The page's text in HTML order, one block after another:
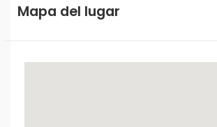
Mapa del lugar